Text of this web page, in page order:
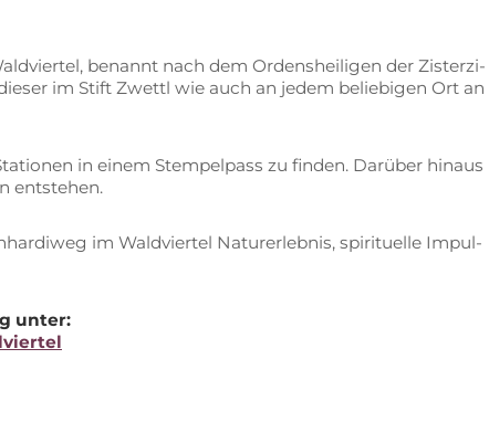
be­nannt nach dem Or­dens­hei­li­gen der Zis­ter­zi­
im Stift Zwettl wie auch an je­dem be­lie­bi­gen Ort an
in ei­nem Stem­pel­pass zu fin­den. Dar­über hin­aus
entstehen.
im Wald­vier­tel Na­tur­er­leb­nis, spi­ri­tu­el­le Im­pul­
un­ter: